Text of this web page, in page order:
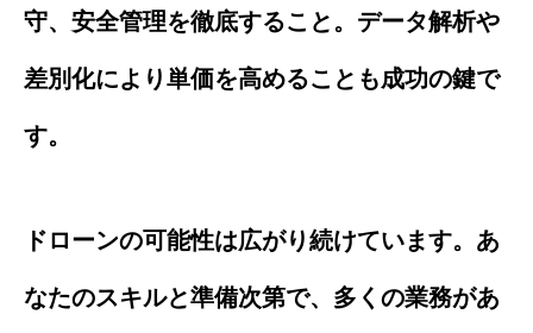
守、安全管理を徹底すること。データ解析や
差別化により単価を高めることも成功の鍵で
す。
ドローンの可能性は広がり続けています。あ
なたのスキルと準備次第で、多くの業務があ